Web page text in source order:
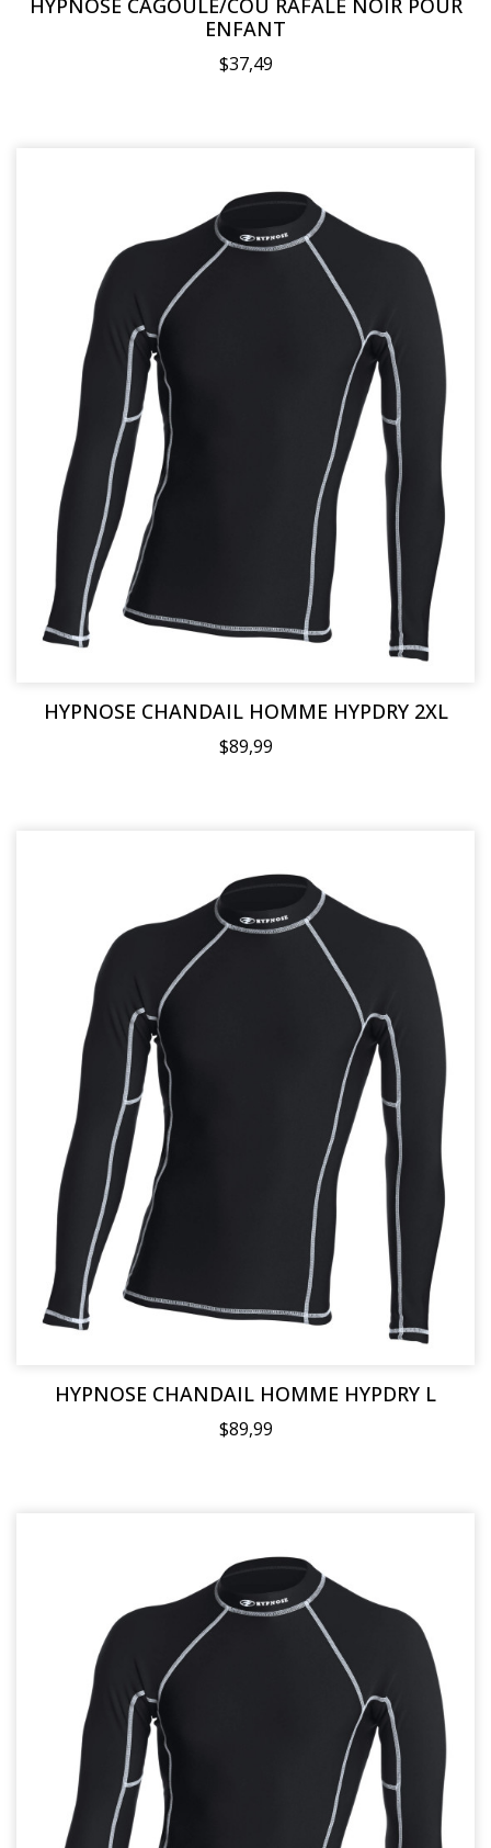
ENFANT
$37,49
HYPNOSE CHANDAIL HOMME HYPDRY 2XL
$89,99
HYPNOSE CHANDAIL HOMME HYPDRY L
$89,99